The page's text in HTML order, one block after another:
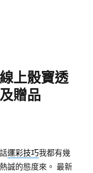
上骰寶透
贈品
運彩技巧我都有幾
誠的態度來。 最新